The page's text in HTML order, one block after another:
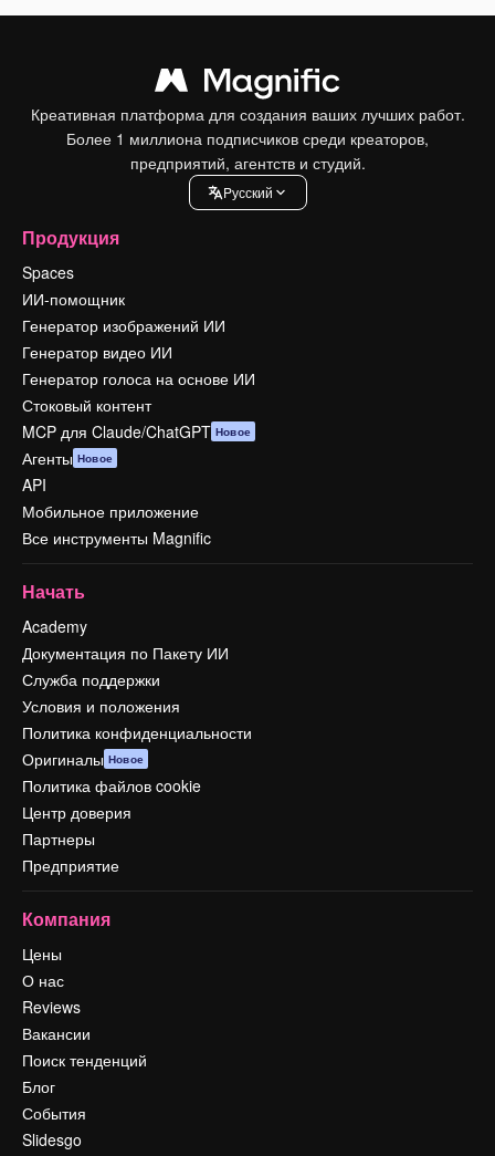
Креативная платформа для создания ваших лучших работ.
Более 1 миллиона подписчиков среди креаторов,
предприятий, агентств и студий.
Pусский
Продукция
Spaces
ИИ-помощник
Генератор изображений ИИ
Генератор видео ИИ
Генератор голоса на основе ИИ
Стоковый контент
MCP для Claude/ChatGPT Новое
Агенты Новое
API
Мобильное приложение
Все инструменты Magnific
Начать
Academy
Документация по Пакету ИИ
Служба поддержки
Условия и положения
Политика конфиденциальности
Оригиналы Новое
Политика файлов cookie
Центр доверия
Партнеры
Предприятие
Компания
Цены
О нас
Reviews
Вакансии
Поиск тенденций
Блог
События
Slidesgo